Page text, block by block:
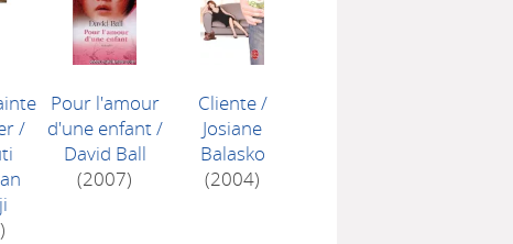
/
Pour l'amour
d'une enfant/
David Ball
(2007)
Cliente/
Josiane
Balasko
(2004)